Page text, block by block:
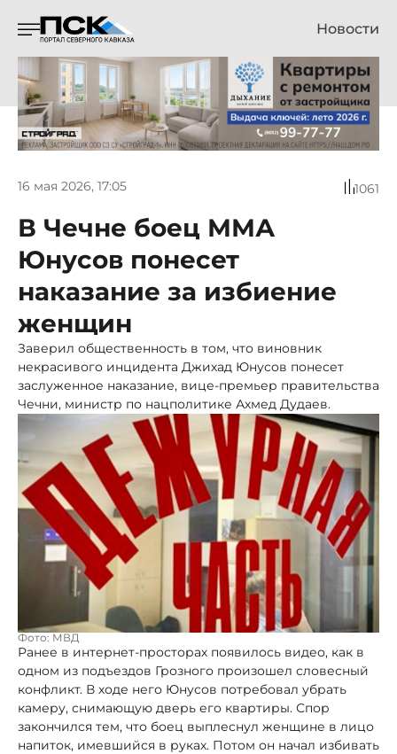
Новости
16 мая 2026, 17:05 1061
В Чечне боец ММА
Юнусов понесет
наказание за избиение
женщин
Заверил общественность в том, что виновник
некрасивого инцидента Джихад Юнусов понесет
заслуженное наказание, вице-премьер правительства
Чечни, министр по нацполитике Ахмед Дудаев.
Фото: МВД
Ранее в интернет-просторах появилось видео, как в
одном из подъездов Грозного произошел словесный
конфликт. В ходе него Юнусов потребовал убрать
камеру, снимающую дверь его квартиры. Спор
закончился тем, что боец выплеснул женщине в лицо
напиток, имевшийся в руках. Потом он начал избивать